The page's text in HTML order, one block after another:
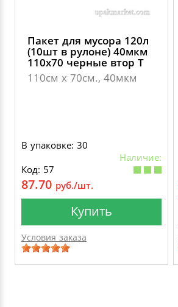
Пакет для мусора 120л
(10шт в рулоне) 40мкм
110х70 черные втор Т
110см х 70см., 40мкм
В упаковке: 30
Наличие:
Код: 57
87.70 руб./шт.
Купить
Условия заказа